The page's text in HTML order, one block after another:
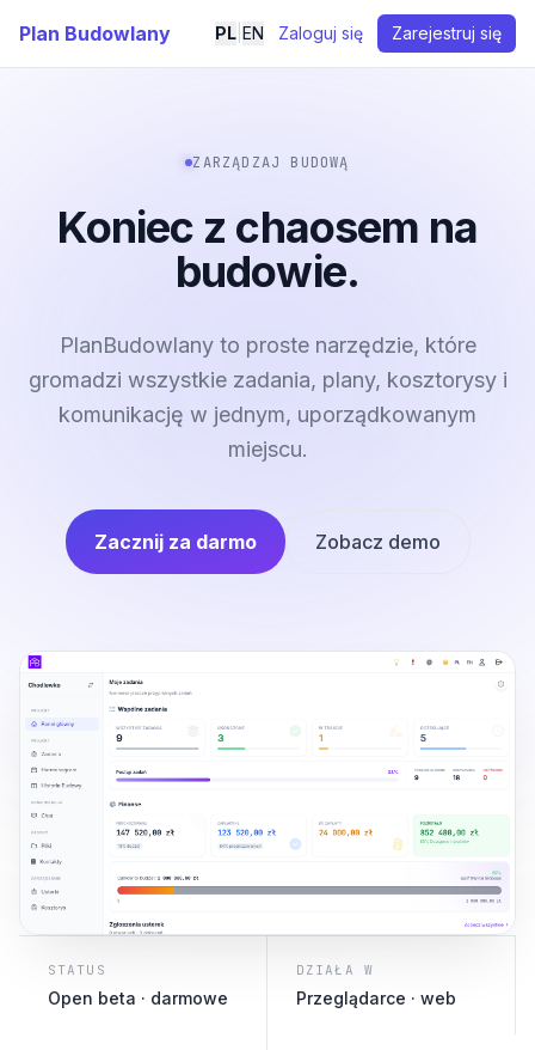
Plan Budowlany PL EN Zaloguj się Zarejestruj się
ZARZĄDZAJ BUDOWĄ
Koniec z chaosem na
budowie.
PlanBudowlany to proste narzędzie, które
gromadzi wszystkie zadania, plany, kosztorysy i
komunikację w jednym, uporządkowanym
miejscu.
Zacznij za darmo Zobacz demo
STATUS
Open beta · darmowe
DZIAŁA W
Przeglądarce · web